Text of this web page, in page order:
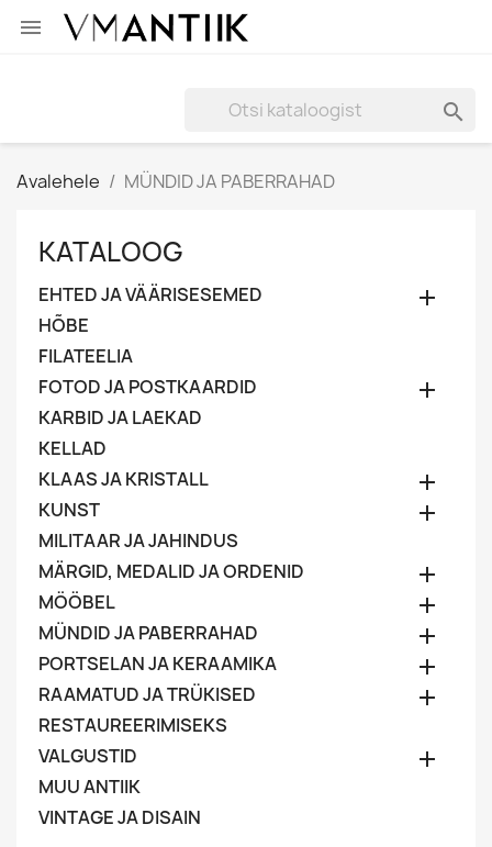


Avalehele MÜNDID JA PABERRAHAD
KATALOOG
EHTED JA VÄÄRISESEMED 
HÕBE
FILATEELIA
FOTOD JA POSTKAARDID

KARBID JA LAEKAD
KELLAD
KLAAS JA KRISTALL

KUNST 
MILITAAR JA JAHINDUS
MÄRGID, MEDALID JA ORDENID

MÖÖBEL 
MÜNDID JA PABERRAHAD 
PORTSELAN JA KERAAMIKA 
RAAMATUD JA TRÜKISED 
RESTAUREERIMISEKS
VALGUSTID

MUU ANTIIK
VINTAGE JA DISAIN